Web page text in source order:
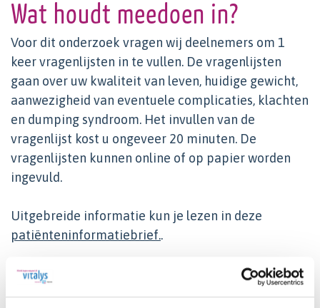
Wat houdt meedoen in?
Voor dit onderzoek vragen wij deelnemers om 1
keer vragenlijsten in te vullen. De vragenlijsten
gaan over uw kwaliteit van leven, huidige gewicht,
aanwezigheid van eventuele complicaties, klachten
en dumping syndroom. Het invullen van de
vragenlijst kost u ongeveer 20 minuten. De
vragenlijsten kunnen online of op papier worden
ingevuld.
Uitgebreide informatie kun je lezen in deze
patiënteninformatiebrief..
Wie kan er meedoen?